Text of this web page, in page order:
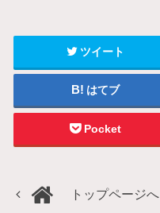
ツイート
はてブ
Pocket
トップページへ